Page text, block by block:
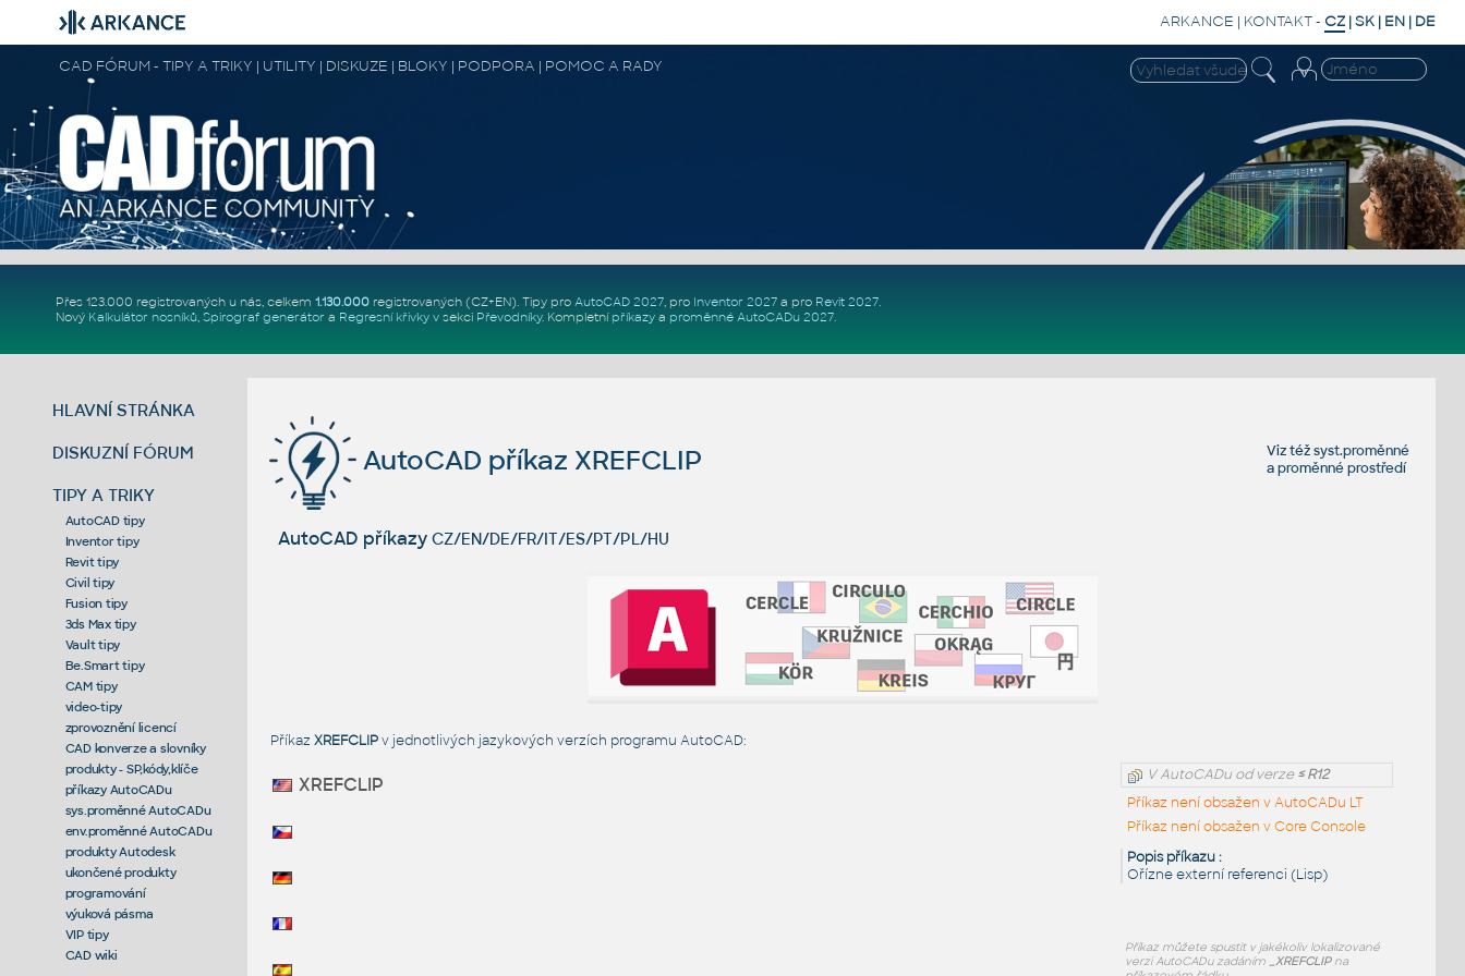
ARKANCE | KONTAKT- CZ |SK | EN | DE
CAD FÓRUM - TIPY A TRIKY | UTILITY | DISKUZE | BLOKY | PODPORA | POMOC A RADY
Přes 123.000 registrovaných u nás, celkem 1.130.000registrovaných (CZ+EN). Tipy pro AutoCAD 2027, pro Inventor 2027a pro Revit 2027.
Nový Kalkulátor nosníků, Spirograf generátor a Regresní křivkyv sekci Převodníky. Kompletní příkazya proměnné AutoCADu 2027.
HLAVNÍ STRÁNKA
DISKUZNÍ FÓRUM
TIPY A TRIKY
AutoCAD tipy
Inventor tipy
Revit tipy
Civil tipy
Fusion tipy
3ds Max tipy
Vault tipy
Be.Smart tipy
CAM tipy
video-tipy
zprovoznění licencí
CAD konverze a slovníky
produkty - SP,kódy,klíče
příkazy AutoCADu
sys.proměnné AutoCADu
env.proměnné AutoCADu
produkty Autodesk
ukončené produkty
programování
výuková pásma
VIP tipy
CAD wiki
Viz téžsyst.proměnné
aproměnné prostředí
AutoCAD příkaz XREFCLIP
AutoCAD příkazy CZ/EN/DE/FR/IT/ES/PT/PL/HU
Příkaz XREFCLIPv jednotlivých jazykových verzích programu AutoCAD:
V AutoCADu od verze≤ R12
Příkaz není obsažen v AutoCADu LT
Příkaz není obsažen v Core Console
Popis příkazu :
Ořízne externí referenci (Lisp)
Příkaz můžete spustit v jakékoliv lokalizované
verzi AutoCADu zadáním _XREFCLIPna
XREFCLIP